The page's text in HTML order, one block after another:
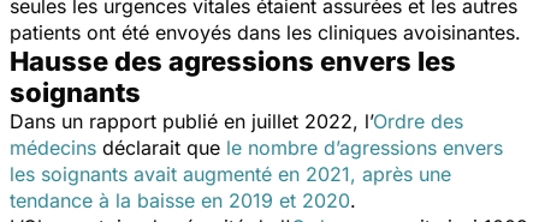
seules les urgences vitales étaient assurées et les autres
patients ont été envoyés dans les cliniques avoisinantes.
Hausse des agressions envers les
soignants
Dans un rapport publié en juillet 2022, l’Ordre des
médecins déclarait que le nombre d’agressions envers
les soignants avait augmenté en 2021, après une
tendance à la baisse en 2019 et 2020.